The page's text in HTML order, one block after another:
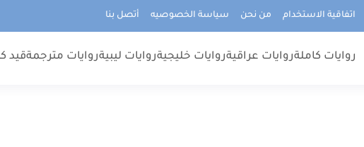
اتفاقية الاستخدام من نحن سياسة الخصوصيه أتصل بنا
روايات كاملةروايات عراقيةروايات خليجيةروايات ليبيةروايات مترجمةقيد